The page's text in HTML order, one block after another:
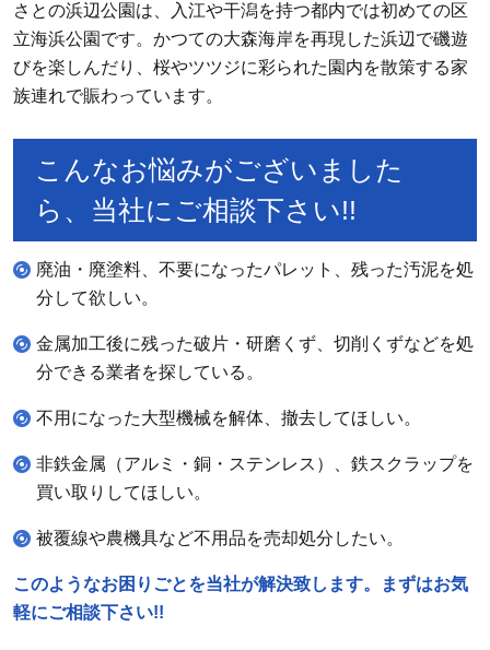
さとの浜辺公園は、入江や干潟を持つ都内では初めての区
立海浜公園です。かつての大森海岸を再現した浜辺で磯遊
びを楽しんだり、桜やツツジに彩られた園内を散策する家
族連れで賑わっています。
こんなお悩みがございました
ら、当社にご相談下さい!!
廃油・廃塗料、不要になったパレット、残った汚泥を処
分して欲しい。
金属加工後に残った破片・研磨くず、切削くずなどを処
分できる業者を探している。
不用になった大型機械を解体、撤去してほしい。
非鉄金属（アルミ・銅・ステンレス）、鉄スクラップを
買い取りしてほしい。
被覆線や農機具など不用品を売却処分したい。
このようなお困りごとを当社が解決致します。まずはお気
軽にご相談下さい!!